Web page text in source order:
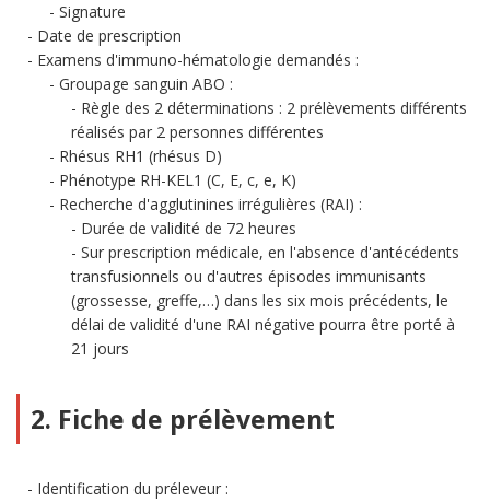
Signature
Date de prescription
Examens d'immuno-hématologie demandés :
Groupage sanguin ABO :
Règle des 2 déterminations : 2 prélèvements différents
réalisés par 2 personnes différentes
Rhésus RH1 (rhésus D)
Phénotype RH-KEL1 (C, E, c, e, K)
Recherche d'agglutinines irrégulières (RAI) :
Durée de validité de 72 heures
Sur prescription médicale, en l'absence d'antécédents
transfusionnels ou d'autres épisodes immunisants
(grossesse, greffe,…) dans les six mois précédents, le
délai de validité d'une RAI négative pourra être porté à
21 jours
2. Fiche de prélèvement
Identification du préleveur :